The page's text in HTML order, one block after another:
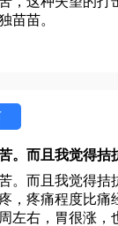
苗苗。
。而且我觉得
，疼痛程度比
左右，胃很涨